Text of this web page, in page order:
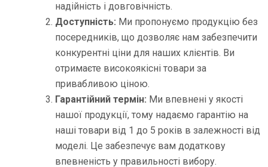
надійність і довговічність.
Доступність: Ми пропонуємо продукцію без
посередників, що дозволяє нам забезпечити
конкурентні ціни для наших клієнтів. Ви
отримаєте високоякісні товари за
привабливою ціною.
Гарантійний термін: Ми впевнені у якості
нашої продукції, тому надаємо гарантію на
наші товари від 1 до 5 років в залежності від
моделі. Це забезпечує вам додаткову
впевненість у правильності вибору.